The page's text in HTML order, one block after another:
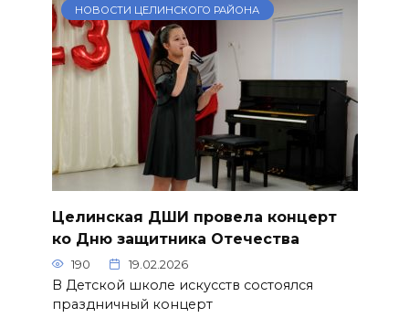
НОВОСТИ ЦЕЛИНСКОГО РАЙОНА
Целинская ДШИ провела концерт
ко Дню защитника Отечества
190 19.02.2026
В Детской школе искусств состоялся
праздничный концерт